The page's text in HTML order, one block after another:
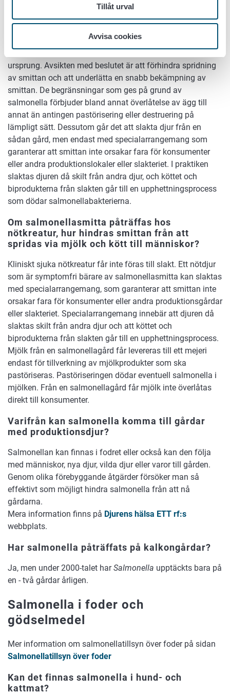
Tillåt urval
Avvisa cookies
länsveterinären gården ett skriftligt beslut, som begränsar
ursprung. Avsikten med beslutet är att förhindra spridning
av smittan och att underlätta en snabb bekämpning av
smittan. De begränsningar som ges på grund av
salmonella förbjuder bland annat överlåtelse av ägg till
annat än antingen pastörisering eller destruering på
lämpligt sätt. Dessutom går det att slakta djur från en
sådan gård, men endast med specialarrangemang som
garanterar att smittan inte orsakar fara för konsumenter
eller andra produktionslokaler eller slakteriet. I praktiken
slaktas djuren då skilt från andra djur, och köttet och
biprodukterna från slakten går till en upphettningsprocess
som dödar salmonellabakterierna.
Om salmonellasmitta påträffas hos
nötkreatur, hur hindras smittan från att
spridas via mjölk och kött till människor?
Kliniskt sjuka nötkreatur får inte föras till slakt. Ett nötdjur
som är symptomfri bärare av salmonellasmitta kan slaktas
med specialarrangemang, som garanterar att smittan inte
orsakar fara för konsumenter eller andra produktionsgårdar
eller slakteriet. Specialarrangemang innebär att djuren då
slaktas skilt från andra djur och att köttet och
biprodukterna från slakten går till en upphettningsprocess.
Mjölk från en salmonellagård får levereras till ett mejeri
endast för tillverkning av mjölkprodukter som ska
pastöriseras. Pastöriseringen dödar eventuell salmonella i
mjölken. Från en salmonellagård får mjölk inte överlåtas
direkt till konsumenter.
Varifrån kan salmonella komma till gårdar
med produktionsdjur?
Salmonellan kan finnas i fodret eller också kan den följa
med människor, nya djur, vilda djur eller varor till gården.
Genom olika förebyggande åtgärder försöker man så
effektivt som möjligt hindra salmonella från att nå
gårdarna.
Mera information finns på Djurens hälsa ETT rf:s
webbplats.
Har salmonella påträffats på kalkongårdar?
Ja, men under 2000-talet harSalmonella upptäckts bara på
en - två gårdar årligen.
Salmonella i foder och
gödselmedel
Mer information om salmonellatillsyn över foder på sidan
Salmonellatillsyn över foder
Kan det finnas salmonella i hund- och
kattmat?